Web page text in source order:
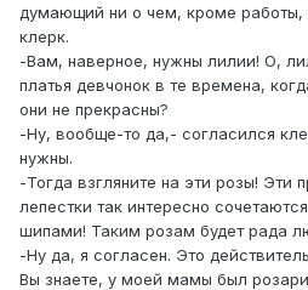
думающий ни о чем, кроме работы,
клерк.
-Вам, наверное, нужны лилии! О,
платья девчонок в те времена,
они не прекрасны?
-Ну, вообще-то да,- согласился
нужны.
-Тогда взгляните на эти розы! Эти
лепестки так интересно
шипами! Таким розам будет рада
-Ну да, я согласен. Это
Вы знаете, у моей мамы был